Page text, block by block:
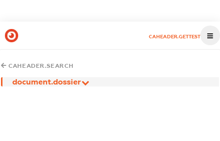
CAHEADER.GETTEST
CAHEADER.SEARCH
document.dossier